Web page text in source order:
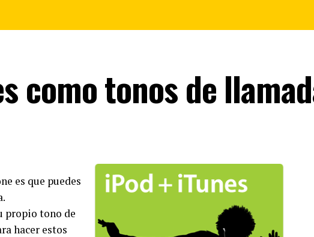
como tonos de
es que puedes
propio tono de
hacer estos